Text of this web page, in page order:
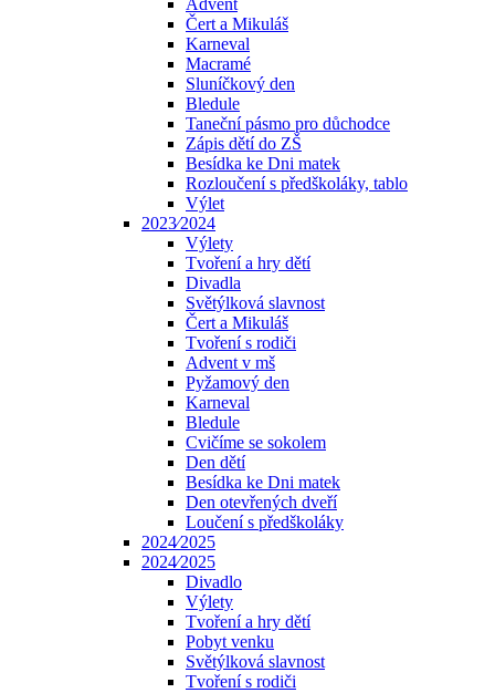
Advent
Čert a Mikuláš
Karneval
Macramé
Sluníčkový den
Bledule
Taneční pásmo pro důchodce
Zápis dětí do ZŠ
Besídka ke Dni matek
Rozloučení s předškoláky, tablo
Výlet
2023⁄2024
Výlety
Tvoření a hry dětí
Divadla
Světýlková slavnost
Čert a Mikuláš
Tvoření s rodiči
Advent v mš
Pyžamový den
Karneval
Bledule
Cvičíme se sokolem
Den dětí
Besídka ke Dni matek
Den otevřených dveří
Loučení s předškoláky
2024⁄2025
2024⁄2025
Divadlo
Výlety
Tvoření a hry dětí
Pobyt venku
Světýlková slavnost
Tvoření s rodiči